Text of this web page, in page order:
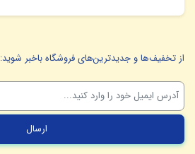
از تخفیف‌ها و جدیدترین‌های فروشگاه باخبر شوید: